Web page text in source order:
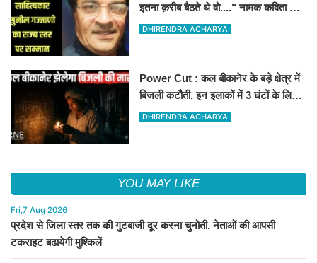
इतना क़रीब बैठते थे वो...." नामक कविता के
लिए राज्य स्तर पर सम्मानित होंगे
DHIRENDRA ACHARYA
Power Cut : कल बीकानेर के बड़े क्षेत्र में
बिजली कटौती, इन इलाकों में 3 घंटों के लिए
बिजली रहेगी गुल
DHIRENDRA ACHARYA
YOU MAY LIKE
Fri,7 Aug 2026
प्रदेश से जिला स्तर तक की गुटबाजी दूर करना चुनोती, नेताओं की आपसी
टकराहट बढायेगी मुश्किलें